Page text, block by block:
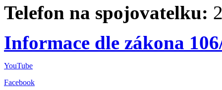
Telefon na spojovatelku:
Informace dle zákona
YouTube
Facebook